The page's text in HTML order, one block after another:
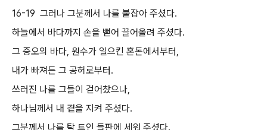
16-19 그러나 그분께서 나를 붙잡아 주셨다.
하늘에서 바다까지 손을 뻗어 끌어올려 주셨다.
그 증오의 바다, 원수가 일으킨 혼돈에서부터,
내가 빠져든 그 공허로부터.
쓰러진 나를 그들이 걷어찼으나,
하나님께서 내 곁을 지켜 주셨다.
그분께서 나를 탁 트인 들판에 세워 주셨다.